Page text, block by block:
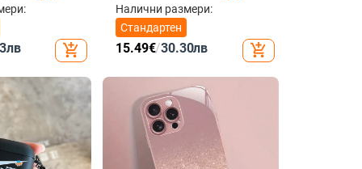
лв add_shopping_cart
Налични размери:
Стандартен
15.49€/30.30лв add_shopping_cart